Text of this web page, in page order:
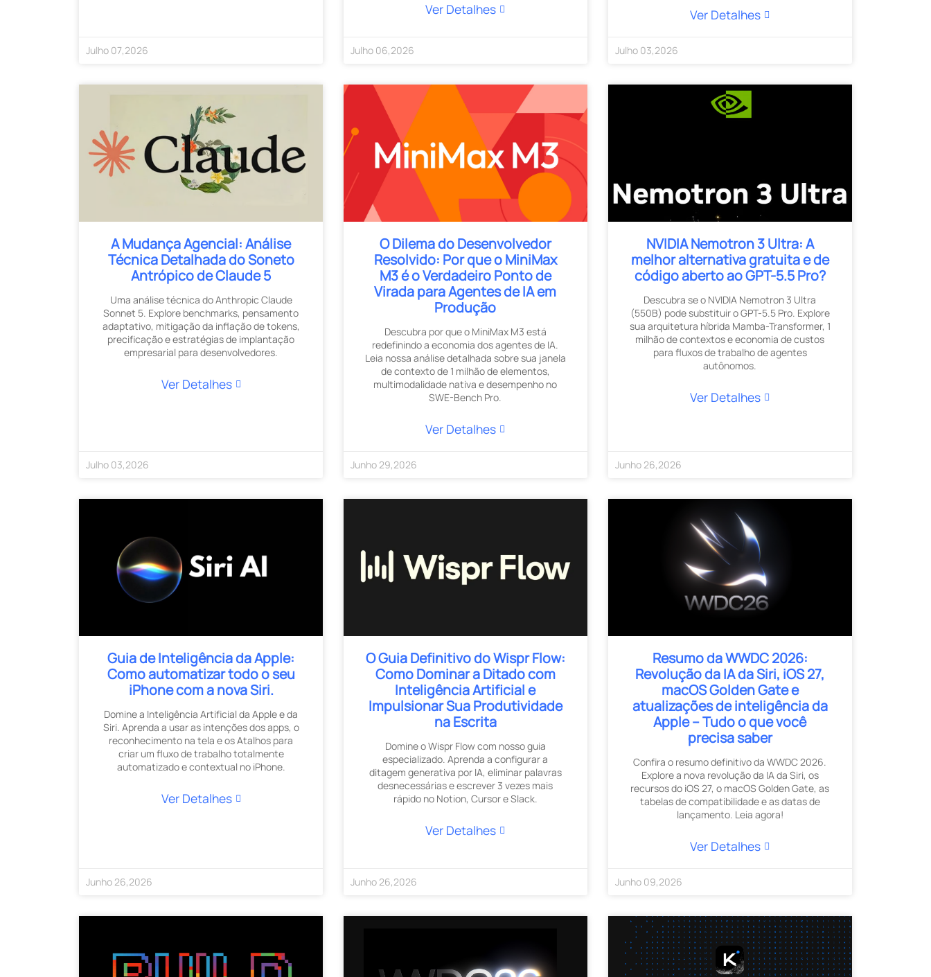
Julho 07,2026
Ver Detalhes
Julho 06,2026
Ver Detalhes
Julho 03,2026
A Mudança Agencial: Análise
Técnica Detalhada do Soneto
Antrópico de Claude 5
Uma análise técnica do Anthropic Claude
Sonnet 5. Explore benchmarks, pensamento
adaptativo, mitigação da inflação de tokens,
precificação e estratégias de implantação
empresarial para desenvolvedores.
Ver Detalhes
Julho 03,2026
O Dilema do Desenvolvedor
Resolvido: Por que o MiniMax
M3 é o Verdadeiro Ponto de
Virada para Agentes de IA em
Produção
Descubra por que o MiniMax M3 está
redefinindo a economia dos agentes de IA.
Leia nossa análise detalhada sobre sua janela
de contexto de 1 milhão de elementos,
multimodalidade nativa e desempenho no
SWE-Bench Pro.
Ver Detalhes
Junho29,2026
NVIDIA Nemotron 3 Ultra: A
melhor alternativa gratuita e de
código aberto ao GPT-5.5 Pro?
Descubra se o NVIDIA Nemotron 3 Ultra
(550B) pode substituir o GPT-5.5 Pro. Explore
sua arquitetura híbrida Mamba-Transformer, 1
milhão de contextos e economia de custos
para fluxos de trabalho de agentes
autônomos.
Ver Detalhes
Junho26,2026
Guia de Inteligência da Apple:
Como automatizar todo o seu
iPhone com a nova Siri.
Domine a Inteligência Artificial da Apple e da
Siri. Aprenda a usar as intenções dos apps, o
reconhecimento na tela e os Atalhos para
criar um fluxo de trabalho totalmente
automatizado e contextual no iPhone.
Ver Detalhes
Junho26,2026
O Guia Definitivo do Wispr Flow:
Como Dominar a Ditado com
Inteligência Artificial e
Impulsionar Sua Produtividade
na Escrita
Domine o Wispr Flow com nosso guia
especializado. Aprenda a configurar a
ditagem generativa por IA, eliminar palavras
desnecessárias e escrever 3 vezes mais
rápido no Notion, Cursor e Slack.
Ver Detalhes
Junho26,2026
Resumo da WWDC 2026:
Revolução da IA ​​da Siri, iOS 27,
macOS Golden Gate e
atualizações de inteligência da
Apple – Tudo o que você
precisa saber
Confira o resumo definitivo da WWDC 2026.
Explore a nova revolução da IA ​​da Siri, os
recursos do iOS 27, o macOS Golden Gate, as
tabelas de compatibilidade e as datas de
lançamento. Leia agora!
Ver Detalhes
Junho 09,2026